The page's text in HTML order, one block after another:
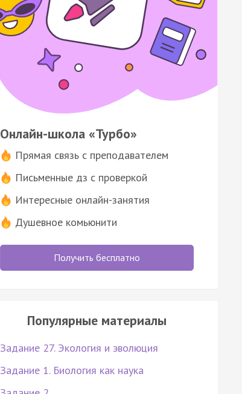
Онлайн-школа «Турбо»
Прямая связь с преподавателем
Письменные дз с проверкой
Интересные онлайн-занятия
Душевное комьюнити
Получить бесплатно
Популярные материалы
Задание 27. Экология и эволюция
Задание 1. Биология как наука